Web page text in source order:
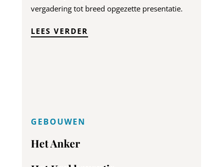
vergadering tot breed opgezette presentatie.
LEES VERDER
GEBOUWEN
Het Anker